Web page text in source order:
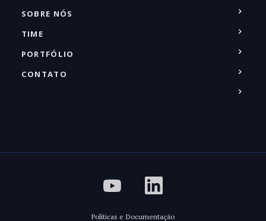
SOBRE NÓS
TIME
PORTFÓLIO
CONTATO
Políticas e Documentação